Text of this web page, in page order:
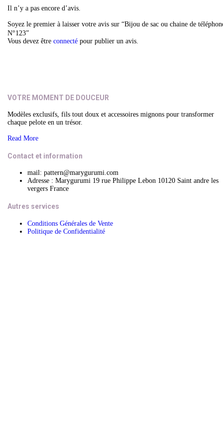
Il n’y a pas encore d’avis.
Soyez le premier à laisser votre avis sur “Bijou de sac ou chaine de
N°123”
Vous devez être connecté pour publier un avis.
VOTRE MOMENT DE DOUCEUR
Modèles exclusifs, fils tout doux et accessoires mignons pour transformer
chaque pelote en un trésor.
Read More
Contact et information
mail: pattern@marygurumi.com
Adresse : Marygurumi 19 rue Philippe Lebon 10120 Saint andre les
vergers France
Autres services
Conditions Générales de Vente
Politique de Confidentialité